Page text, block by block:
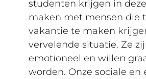
studenten krijgen in
maken met mensen die
vakantie te maken
vervelende situatie. Ze
emotioneel en willen
worden. Onze sociale en